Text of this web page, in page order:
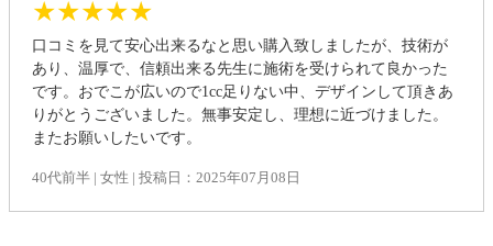
★★★★★
口コミを見て安心出来るなと思い購入致しましたが、技術が
あり、温厚で、信頼出来る先生に施術を受けられて良かった
です。おでこが広いので1cc足りない中、デザインして頂きあ
りがとうございました。無事安定し、理想に近づけました。
またお願いしたいです。
40代前半 | 女性 | 投稿日：2025年07月08日